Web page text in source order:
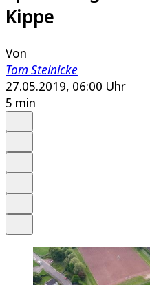
Kippe
Von
Tom Steinicke
27.05.2019, 06:00 Uhr
5 min